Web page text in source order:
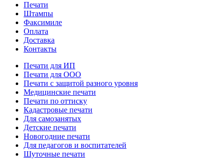
Печати
Штампы
Факсимиле
Оплата
Доставка
Контакты
Печати для ИП
Печати для ООО
Печати с защитой разного уровня
Медицинские печати
Печати по оттиску
Кадастровые печати
Для самозанятых
Детские печати
Новогодние печати
Для педагогов и воспитателей
Шуточные печати